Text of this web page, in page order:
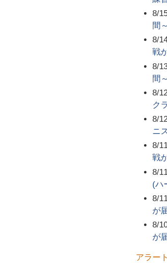
8/
間
8/
戦
8/
間
8/
ク
8/
ニ
8/
戦
8/
(ハ
8/
が
8/
が
アラー